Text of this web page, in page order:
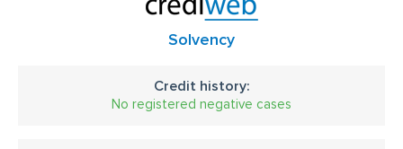
Solvency
Credit history:
No registered negative cases